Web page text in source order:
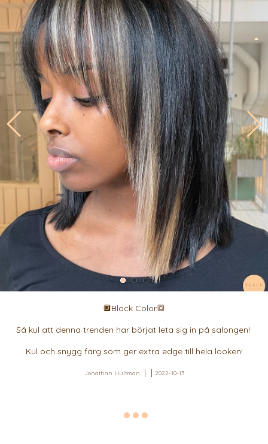
🔲Block Color🔳
Så kul att denna trenden har börjat leta sig in på salongen!
Kul och snygg färg som ger extra edge till hela looken!
Jonathan Hultman 2022-10-13